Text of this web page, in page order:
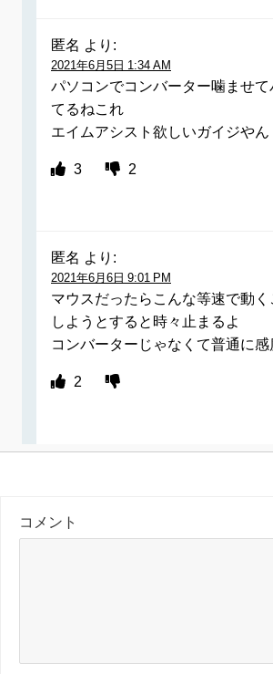
匿名 より:
2021年6月5日 1:34 AM
パソコンでコンバーター噛ませ
てるねこれ
エイムアシスト欲しいガイジやん
3 2
匿名 より:
2021年6月6日 9:01 PM
マウスだったらこんな等速で動
しようとすると時々止まるよ
コンバーターじゃなくて普通に感
2
コメント